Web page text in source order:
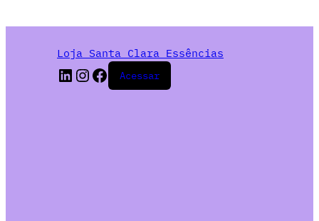
Loja Santa Clara Essências
Acessar